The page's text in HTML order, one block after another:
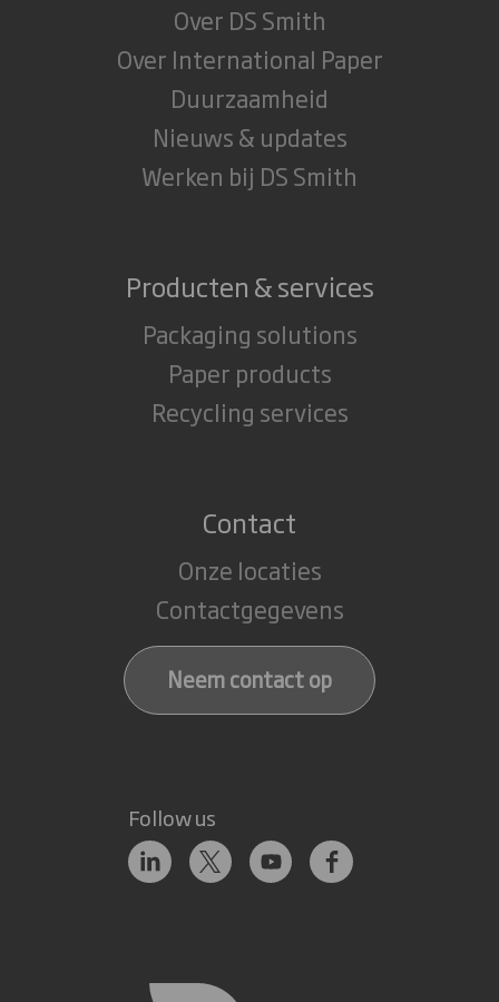
Over DS Smith
Over International Paper
Duurzaamheid
Nieuws & updates
Werken bij DS Smith
Producten & services
Packaging solutions
Paper products
Recycling services
Contact
Onze locaties
Contactgegevens
Neem contact op
Follow us